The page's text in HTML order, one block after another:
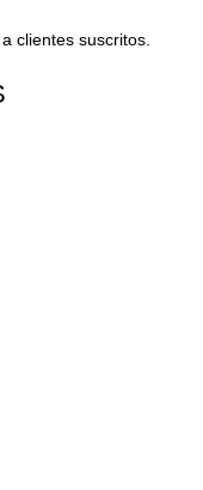
clientes suscritos.